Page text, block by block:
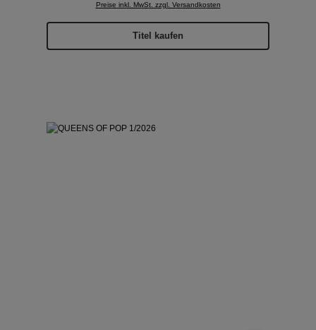
Preise inkl. MwSt. zzgl. Versandkosten
Titel kaufen